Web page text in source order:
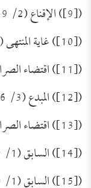
([9]) الإقناع (2/ 49).
([10]) غاية المنتهى (1/ 490).
([11]) اقتضاء الصراط المستقيم (1/ 516).
([12]) المبدع (3/ 376).
([13]) اقتضاء الصراط المستقيم (2/ 11).
([14]) السابق (1/ 529).
([15]) السابق (1/ 510).